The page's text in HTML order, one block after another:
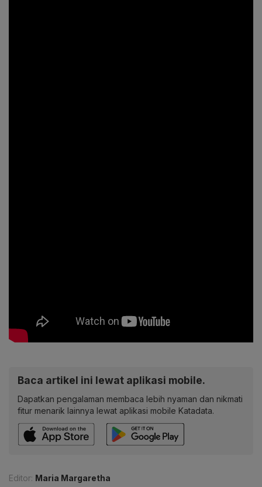
Baca artikel ini lewat aplikasi mobile.
Dapatkan pengalaman membaca lebih nyaman dan nikmati
fitur menarik lainnya lewat aplikasi mobile Katadata.
Editor: Maria Margaretha